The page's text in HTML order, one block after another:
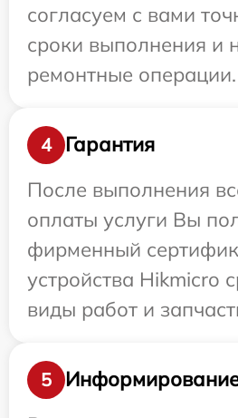
согласуем с вами
сроки выполнения и
ремонтные операции.
4
Гарантия
После выполнения
оплаты услуги Вы
фирменный
устройства Hikmicro
виды работ и
5
Информирование